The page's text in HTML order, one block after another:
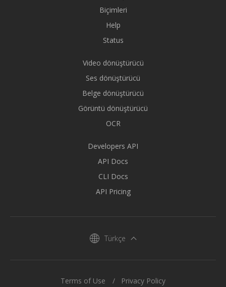
Biçimleri
Help
Status
Video dönüştürücü
Ses dönüştürücü
Belge dönüştürücü
Görüntü dönüştürücü
OCR
Developers API
API Docs
CLI Docs
API Pricing
Türkçe
Terms of Use Privacy Policy